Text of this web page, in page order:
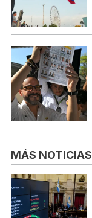
MÁS NOTICIAS